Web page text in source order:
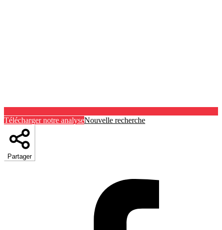
Télécharger notre analyseNouvelle recherche
Partager